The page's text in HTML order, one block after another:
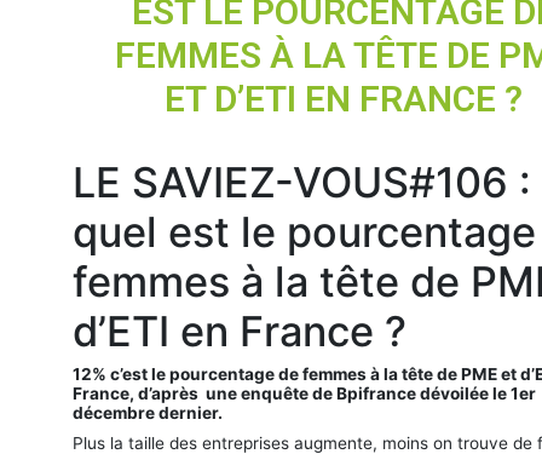
EST LE POURCENTAGE
FEMMES À LA TÊTE DE
ET D’ETI EN FRANCE ?
LE SAVIEZ-VOUS#106 :
quel est le
femmes à la tête de
d’ETI en France ?
12% c’est le pourcentage de femmes à la tête de PME et
France, d’après une enquête de Bpifrance dévoilée le 1er
décembre dernier.
Plus la taille des entreprises augmente, moins on trouve de